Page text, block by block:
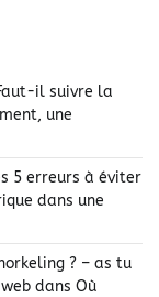
il suivre la
une
5 erreurs à éviter
dans une
? – as tu
dans Où